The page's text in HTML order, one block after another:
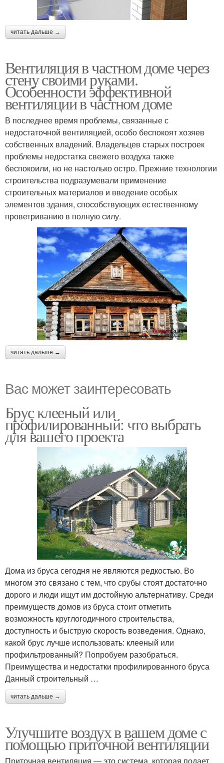
читать дальше →
Вентиляция в частном доме через
стену своими руками.
Особенности эффективной
вентиляции в частном доме
В последнее время проблемы, связанные с
недостаточной вентиляцией, особо беспокоят хозяев
собственных владений. Владельцев старых построек
проблемы недостатка свежего воздуха также
беспокоили, но не настолько остро. Прежние технологии
строительства подразумевали применение
строительных материалов и введение особых
элементов здания, способствующих естественному
проветриванию в полную силу.
читать дальше →
Вас может заинтересовать
Брус клееный или
профилированный: что выбрать
для вашего проекта
Дома из бруса сегодня не являются редкостью. Во
многом это связано с тем, что срубы стоят достаточно
дорого и люди ищут им достойную альтернативу. Среди
преимуществ домов из бруса стоит отметить
возможность круглогодичного строительства,
доступность и быструю скорость возведения. Однако,
какой брус лучше использовать: клееный или
профильтрованный? Попробуем разобраться.
Преимущества и недостатки профилированного бруса
Данный строительный …
читать дальше →
Улучшите воздух в вашем доме с
помощью приточной вентиляции
Приточная вентиляция — это система, которая подает